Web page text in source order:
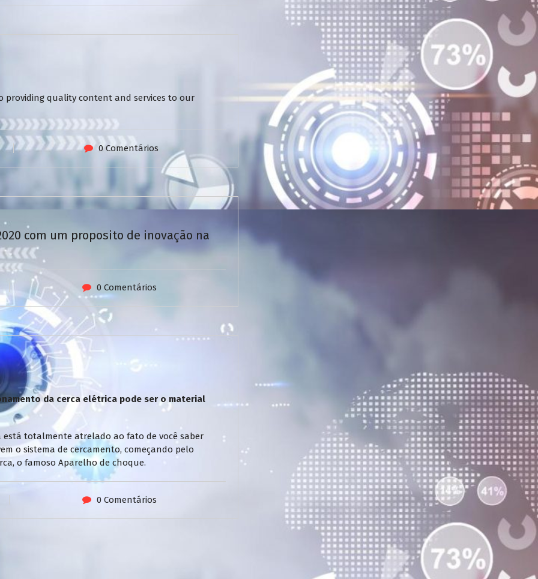
providing quality content and services to our
0 Comentários
com um proposito de inovação na
0 Comentários
da cerca elétrica pode ser o material
totalmente atrelado ao fato de você saber
o sistema de cercamento, começando pelo
o famoso Aparelho de choque.
0 Comentários